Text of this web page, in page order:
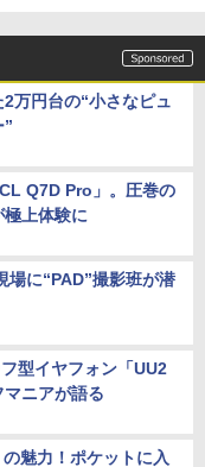
万円台の“小さなピュ
Q7D Pro」。圧巻の
上体験に
場に“PAD”撮影班が潜
型イヤフォン「UU2
ニアが語る
魅力！ポケットに入